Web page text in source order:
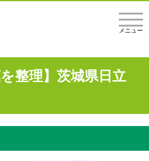
メニュー
整理】茨城県日立